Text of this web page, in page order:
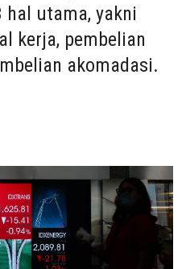
hal utama, yakni
kerja, pembelian
akomadasi.